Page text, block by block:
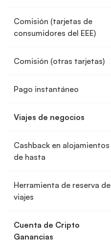
Comisión (tarjetas de
consumidores del EEE)
Comisión (otras tarjetas)
Pago instantáneo
Viajes de negocios
Cashback en alojamientos
de hasta
Herramienta de reserva de
viajes
Cuenta de Cripto
Ganancias